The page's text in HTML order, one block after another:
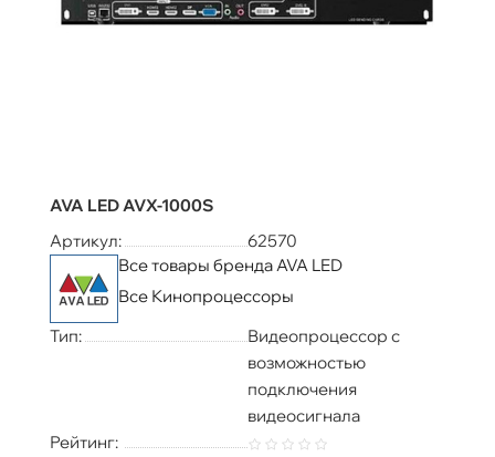
AVA LED AVX-1000S
Артикул:
62570
Все товары бренда AVA LED
Все Кинопроцессоры
Тип:
Видеопроцессор с
возможностью
подключения
видеосигнала
Рейтинг: